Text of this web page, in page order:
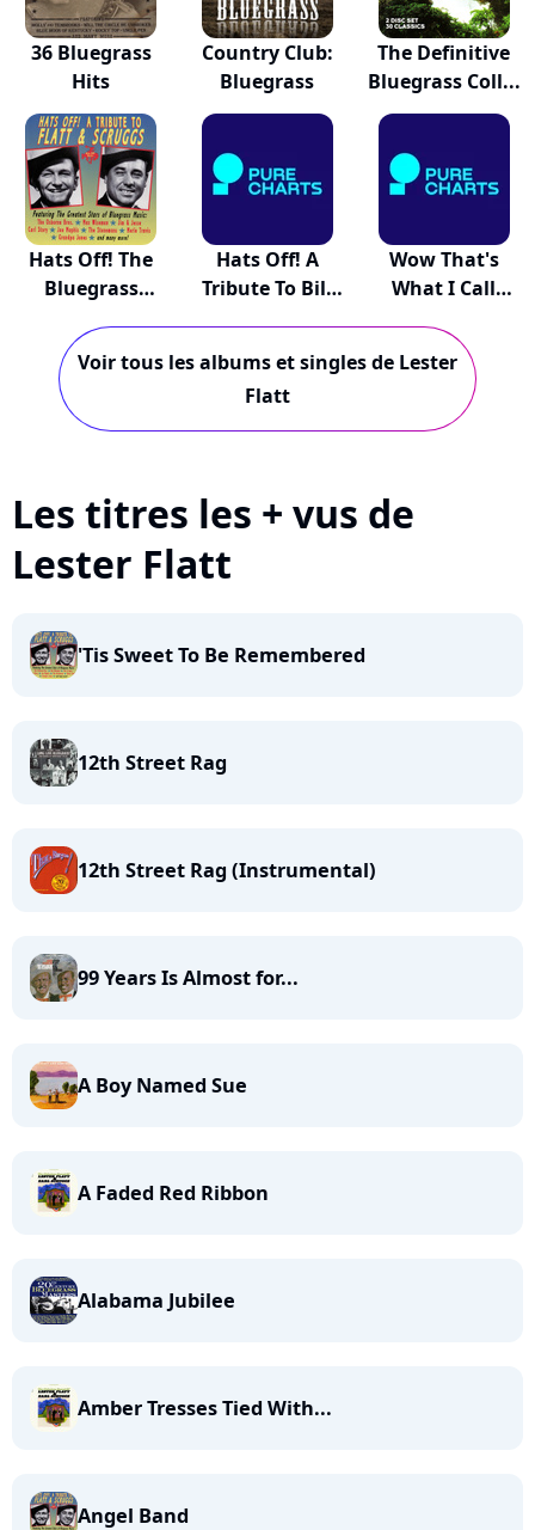
36 Bluegrass
Hits
Country Club:
Bluegrass
The Definitive
Bluegrass Coll...
Hats Off! The
Bluegrass
Hats Off! A
Tribute To Bill
Wow That's
What I Call
Voir tous les albums et singles de Lester
Flatt
Les titres les + vus de
Lester Flatt
'Tis Sweet To Be Remembered
12th Street Rag
12th Street Rag (Instrumental)
99 Years Is Almost for...
A Boy Named Sue
A Faded Red Ribbon
Alabama Jubilee
Amber Tresses Tied With...
Angel Band